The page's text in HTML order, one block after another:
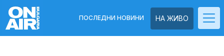
НА ЖИВО
ПОСЛЕДНИ НОВИНИ